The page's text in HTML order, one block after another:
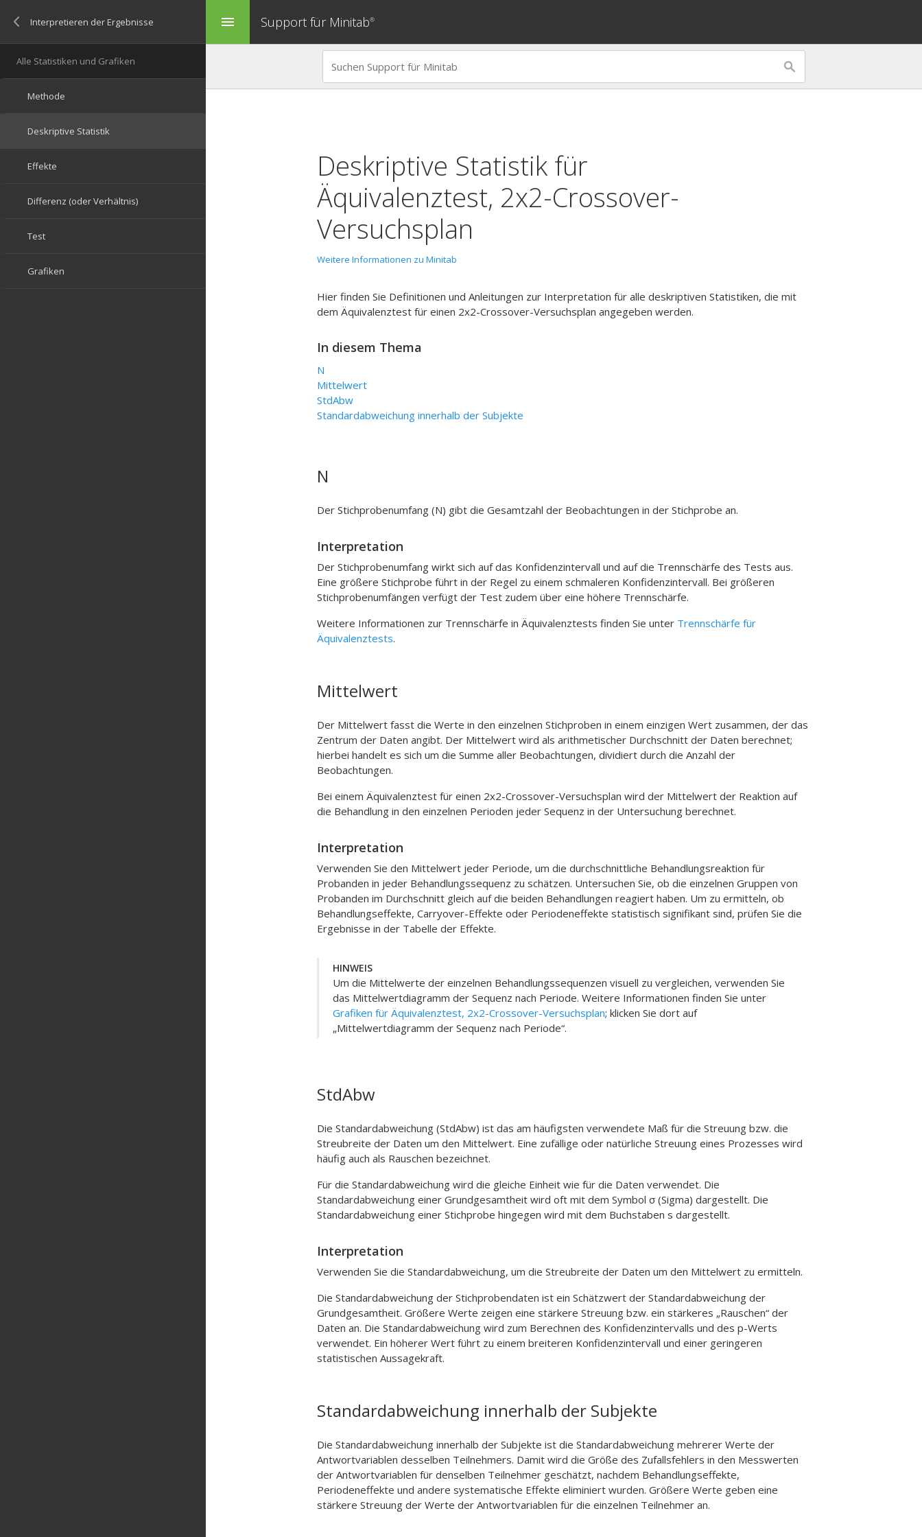
menu Support für Minitab®
Deskriptive Statistik für
Äquivalenztest, 2x2-Crossover-
Versuchsplan
Weitere Informationen zu Minitab
Hier finden Sie Definitionen und Anleitungen zur Interpretation für alle deskriptiven Statistiken, die mit
dem Äquivalenztest für einen 2x2-Crossover-Versuchsplan angegeben werden.
In diesem Thema
N
Mittelwert
StdAbw
Standardabweichung innerhalb der Subjekte
N
Der Stichprobenumfang (N) gibt die Gesamtzahl der Beobachtungen in der Stichprobe an.
Interpretation
Der Stichprobenumfang wirkt sich auf das Konfidenzintervall und auf die Trennschärfe des Tests aus.
Eine größere Stichprobe führt in der Regel zu einem schmaleren Konfidenzintervall. Bei größeren
Stichprobenumfängen verfügt der Test zudem über eine höhere Trennschärfe.
Weitere Informationen zur Trennschärfe in Äquivalenztests finden Sie unter Trennschärfe für
Äquivalenztests.
Mittelwert
Der Mittelwert fasst die Werte in den einzelnen Stichproben in einem einzigen Wert zusammen, der das
Zentrum der Daten angibt. Der Mittelwert wird als arithmetischer Durchschnitt der Daten berechnet;
hierbei handelt es sich um die Summe aller Beobachtungen, dividiert durch die Anzahl der
Beobachtungen.
Bei einem Äquivalenztest für einen 2x2-Crossover-Versuchsplan wird der Mittelwert der Reaktion auf
die Behandlung in den einzelnen Perioden jeder Sequenz in der Untersuchung berechnet.
Interpretation
Verwenden Sie den Mittelwert jeder Periode, um die durchschnittliche Behandlungsreaktion für
Probanden in jeder Behandlungssequenz zu schätzen. Untersuchen Sie, ob die einzelnen Gruppen von
Probanden im Durchschnitt gleich auf die beiden Behandlungen reagiert haben. Um zu ermitteln, ob
Behandlungseffekte, Carryover-Effekte oder Periodeneffekte statistisch signifikant sind, prüfen Sie die
Ergebnisse in der Tabelle der Effekte.
HINWEIS
Um die Mittelwerte der einzelnen Behandlungssequenzen visuell zu vergleichen, verwenden Sie
das Mittelwertdiagramm der Sequenz nach Periode. Weitere Informationen finden Sie unter
Grafiken für Äquivalenztest, 2x2-Crossover-Versuchsplan; klicken Sie dort auf
„Mittelwertdiagramm der Sequenz nach Periode“.
StdAbw
Die Standardabweichung (StdAbw) ist das am häufigsten verwendete Maß für die Streuung bzw. die
Streubreite der Daten um den Mittelwert. Eine zufällige oder natürliche Streuung eines Prozesses wird
häufig auch als Rauschen bezeichnet.
Für die Standardabweichung wird die gleiche Einheit wie für die Daten verwendet. Die
Standardabweichung einer Grundgesamtheit wird oft mit dem Symbol σ (Sigma) dargestellt. Die
Standardabweichung einer Stichprobe hingegen wird mit dem Buchstaben s dargestellt.
Interpretation
Verwenden Sie die Standardabweichung, um die Streubreite der Daten um den Mittelwert zu ermitteln.
Die Standardabweichung der Stichprobendaten ist ein Schätzwert der Standardabweichung der
Grundgesamtheit. Größere Werte zeigen eine stärkere Streuung bzw. ein stärkeres „Rauschen“ der
Daten an. Die Standardabweichung wird zum Berechnen des Konfidenzintervalls und des p-Werts
verwendet. Ein höherer Wert führt zu einem breiteren Konfidenzintervall und einer geringeren
statistischen Aussagekraft.
Standardabweichung innerhalb der Subjekte
Die Standardabweichung innerhalb der Subjekte ist die Standardabweichung mehrerer Werte der
Antwortvariablen desselben Teilnehmers. Damit wird die Größe des Zufallsfehlers in den Messwerten
der Antwortvariablen für denselben Teilnehmer geschätzt, nachdem Behandlungseffekte,
Periodeneffekte und andere systematische Effekte eliminiert wurden. Größere Werte geben eine
stärkere Streuung der Werte der Antwortvariablen für die einzelnen Teilnehmer an.